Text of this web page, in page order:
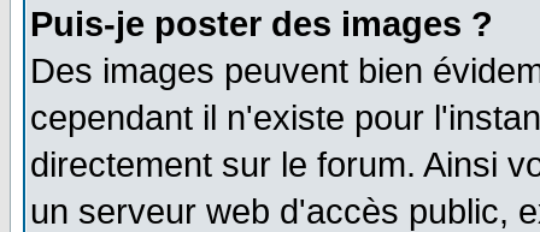
Puis-je poster des images ?
Des images peuvent bien
cependant il n'existe pour
directement sur le forum. Ainsi
un serveur web d'accès public,